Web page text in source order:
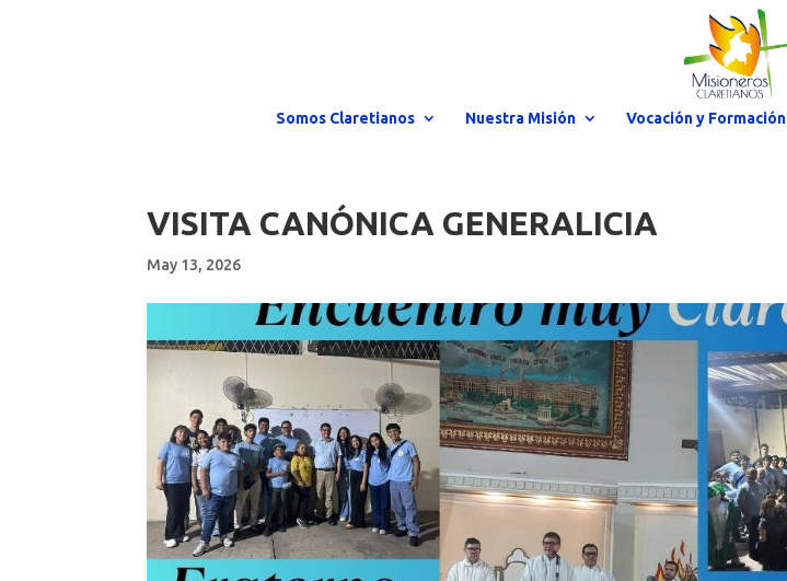
Somos Claretianos Nuestra Misión Vocación y Formación
VISITA CANÓNICA GENERALICIA
May 13, 2026